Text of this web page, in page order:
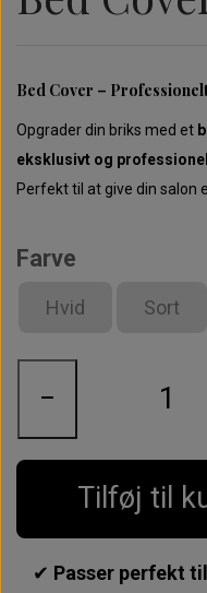
Perfect
Perfect
Perfect
Perfect
Perfect
Bed Cover –
Opgrader din briks med et
eksklusivt og
Perfekt til at give din salon
Farve
Hvid Sort
−
Tilføj til
✔ Passer perfekt